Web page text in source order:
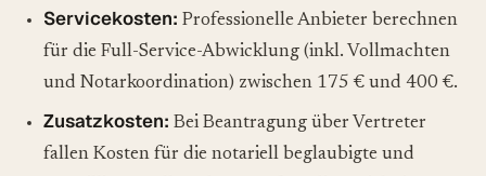
Servicekosten: Professionelle Anbieter berechnen
für die Full-Service-Abwicklung (inkl. Vollmachten
und Notarkoordination) zwischen 175 € und 400 €.
Zusatzkosten: Bei Beantragung über Vertreter
fallen Kosten für die notariell beglaubigte und